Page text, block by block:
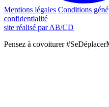
Mentions légales Conditions
confidentialité
site réalisé par AB/CD
Pensez à covoiturer